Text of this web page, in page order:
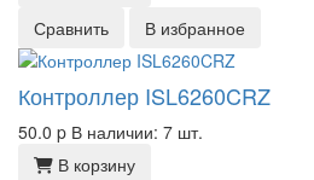
Сравнить
В избранное
Контроллер ISL6260CRZ
50.0 p В наличии: 7 шт.
В корзину